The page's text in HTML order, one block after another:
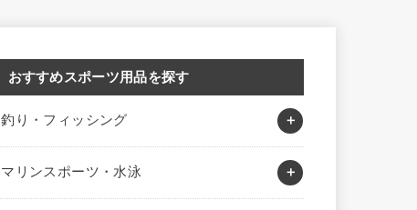
おすすめスポーツ用品を探す
釣り・フィッシング
マリンスポーツ・水泳